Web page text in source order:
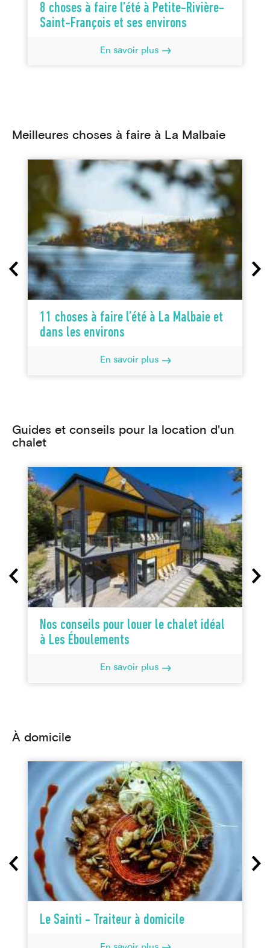
8 choses à faire l’été à Petite-Rivière-
Saint-François et ses environs
En savoir plus
Meilleures choses à faire à La Malbaie
11 choses à faire l’été à La Malbaie et
dans les environs
En savoir plus
Guides et conseils pour la location d'un
chalet
Nos conseils pour louer le chalet idéal
à Les Éboulements
En savoir plus
À domicile
Le Sainti - Traiteur à domicile